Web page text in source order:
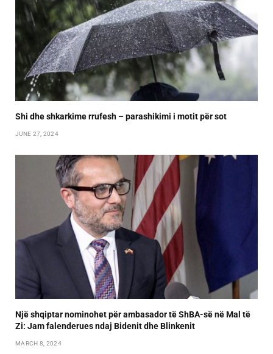
Shi dhe shkarkime rrufesh – parashikimi i motit për sot
JUNE 27, 2024
Një shqiptar nominohet për ambasador të ShBA-së në Mal të
Zi: Jam falenderues ndaj Bidenit dhe Blinkenit
MARCH 8, 2024